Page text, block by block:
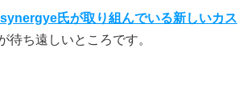
氏が取り組んでいる新しいカス
待ち遠しいところです。